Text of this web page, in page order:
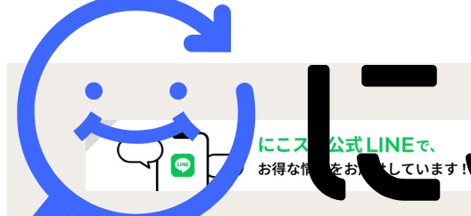
ニュース
にこスマ通信
マイページ